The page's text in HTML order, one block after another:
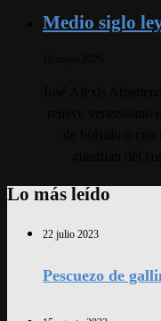
Medio siglo
Lo más leído
22 julio 2023
Pescuezo de